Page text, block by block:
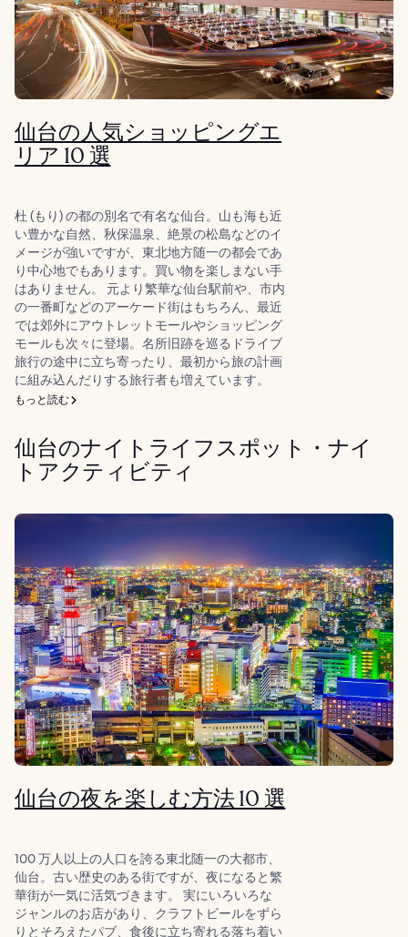
仙台の人気ショッピングエ
リア 10 選
杜 (もり) の都の別名で有名な仙台。山も海も近
い豊かな自然、秋保温泉、絶景の松島などのイ
メージが強いですが、東北地方随一の都会であ
り中心地でもあります。買い物を楽しまない手
はありません。 元より繁華な仙台駅前や、市内
の一番町などのアーケード街はもちろん、最近
では郊外にアウトレットモールやショッピング
モールも次々に登場。名所旧跡を巡るドライブ
旅行の途中に立ち寄ったり、最初から旅の計画
に組み込んだりする旅行者も増えています。
もっと読む
仙台のナイトライフスポット・ナイ
トアクティビティ
仙台の夜を楽しむ方法 10 選
100 万人以上の人口を誇る東北随一の大都市、
仙台。古い歴史のある街ですが、夜になると繁
華街が一気に活気づきます。 実にいろいろな
ジャンルのお店があり、クラフトビールをずら
りとそろえたパブ、食後に立ち寄れる落ち着い